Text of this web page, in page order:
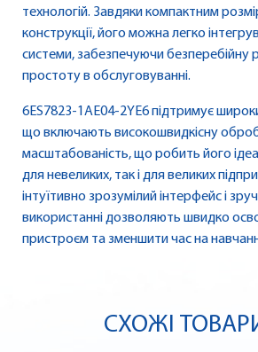
технологій. Завдяки компактним
конструкції, його можна легко
системи, забезпечуючи безперебійну
простоту в обслуговуванні.
6ES7823-1AE04-2YE6 підтримує
що включають високошвидкісну
масштабованість, що робить його
для невеликих, так і для великих
інтуїтивно зрозумілий інтерфейс і
використанні дозволяють швидко
пристроєм та зменшити час на
СХОЖІ